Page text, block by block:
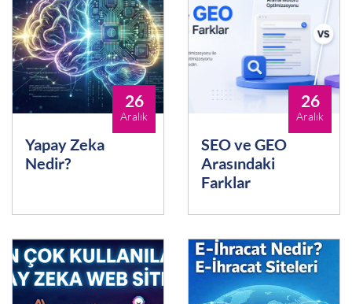
26
Aralık
Yapay Zeka
Nedir?
26
Aralık
SEO ve GEO
Arasındaki
Farklar